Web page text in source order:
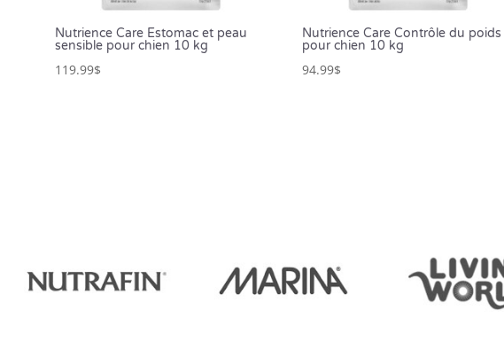
Nutrience Care Estomac et peau
sensible pour chien 10 kg
119.99$
Nutrience Care Contrôle du poids
pour chien 10 kg
94.99$